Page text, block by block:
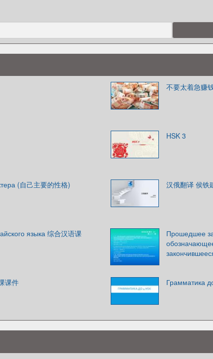
不要太着急赚
HSK 3
(自己主要的性格) 汉俄翻译 侯铁
языка 综合汉语课
Прошедшее
课件 Грамматика